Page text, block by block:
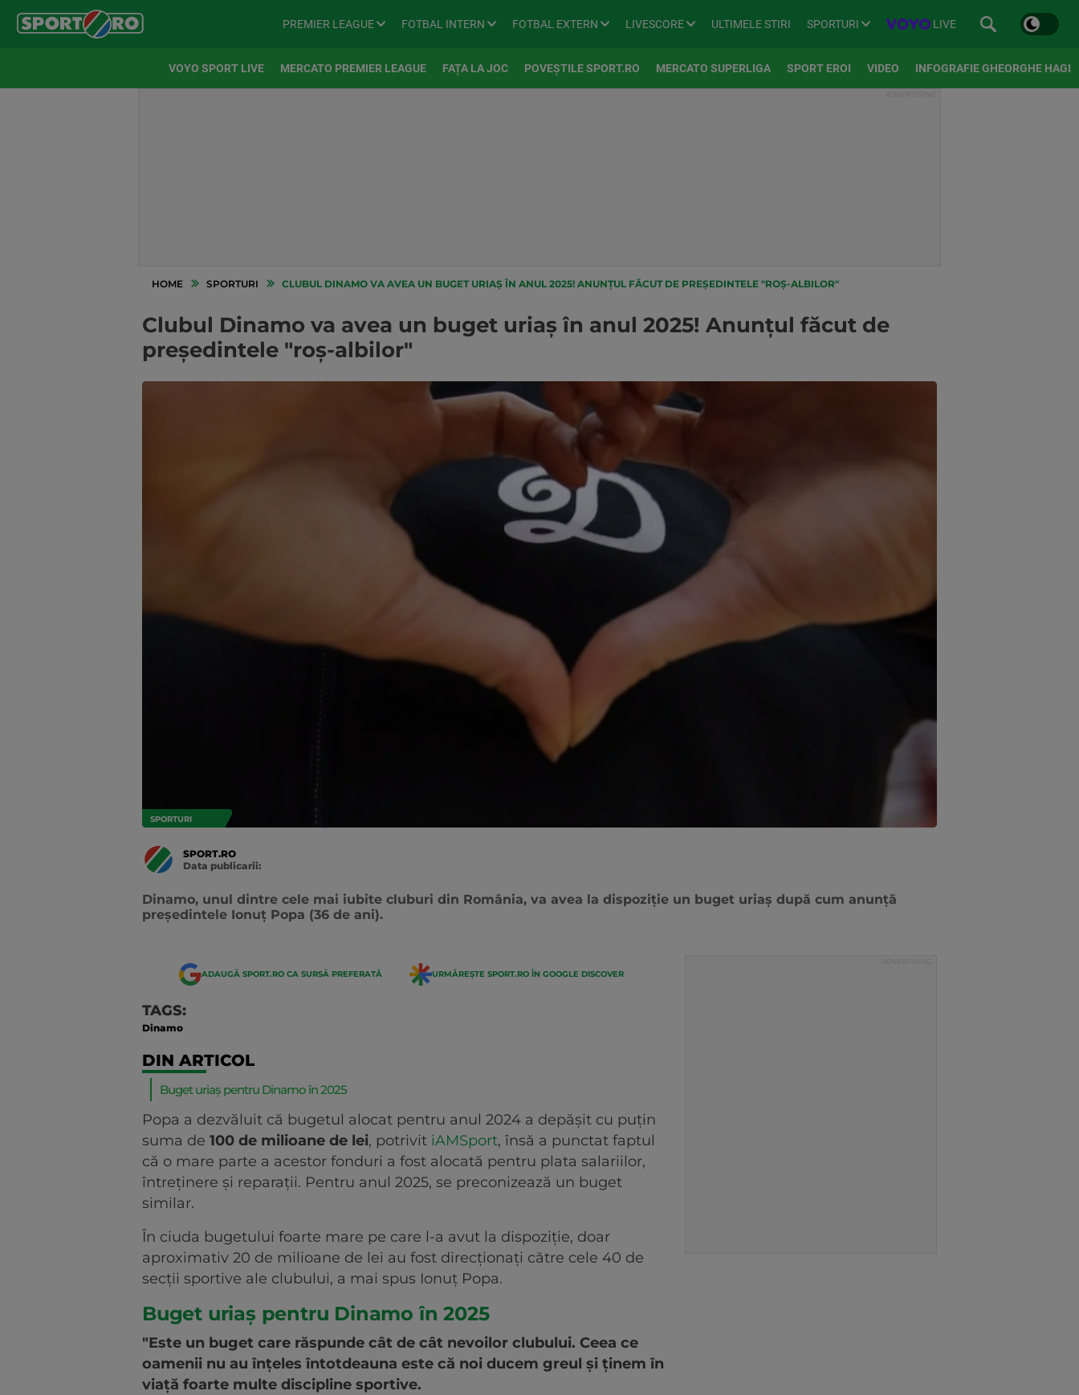
PREMIER LEAGUE FOTBAL INTERN FOTBAL EXTERN LIVESCORE ULTIMELE STIRI SPORTURI LIVE
VOYO SPORT LIVE MERCATO PREMIER LEAGUE FAȚA LA JOC POVEȘTILE SPORT.RO MERCATO SUPERLIGA SPORT EROI VIDEO INFOGRAFIE GHEORGHE HAGI
HOME SPORTURI CLUBUL DINAMO VA AVEA UN BUGET URIAȘ ÎN ANUL 2025! ANUNȚUL FĂCUT DE PREȘEDINTELE "ROȘ-ALBILOR"
Clubul Dinamo va avea un buget uriaș în anul 2025! Anunțul făcut de
președintele "roș-albilor"
SPORTURI
SPORT.RO
Data publicarii:
Dinamo, unul dintre cele mai iubite cluburi din România, va avea la dispoziție un buget uriaș după cum anunță
președintele Ionuț Popa (36 de ani).
ADAUGĂ SPORT.RO CA SURSĂ PREFERATĂ URMĂREȘTE SPORT.RO ÎN GOOGLE DISCOVER
TAGS:
Dinamo
DIN ARTICOL
Buget uriaș pentru Dinamo în 2025
Popa a dezvăluit că bugetul alocat pentru anul 2024 a depășit cu puțin
suma de 100 de milioane de lei, potrivit iAMSport, însă a punctat faptul
că o mare parte a acestor fonduri a fost alocată pentru plata salariilor,
întreținere și reparații. Pentru anul 2025, se preconizează un buget
similar.
În ciuda bugetului foarte mare pe care l-a avut la dispoziție, doar
aproximativ 20 de milioane de lei au fost direcționați către cele 40 de
secții sportive ale clubului, a mai spus Ionuț Popa.
Buget uriaș pentru Dinamo în 2025
"Este un buget care răspunde cât de cât nevoilor clubului. Ceea ce
oamenii nu au înțeles întotdeauna este că noi ducem greul și ținem în
viață foarte multe discipline sportive.